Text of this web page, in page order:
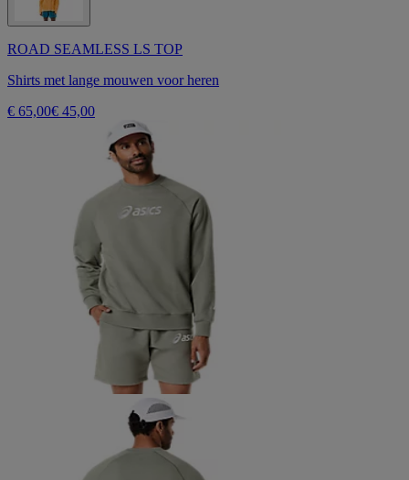
ROAD SEAMLESS LS TOP
Shirts met lange mouwen voor heren
€ 65,00€ 45,00